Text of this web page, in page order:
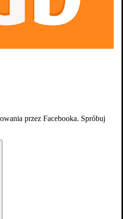
1x4
przez Facebooka. Spróbuj